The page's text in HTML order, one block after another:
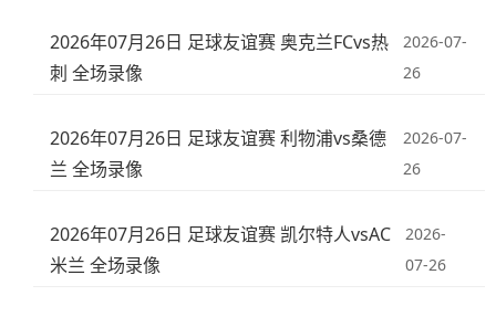
2026年07月26日 足球友谊赛 奥克兰FCvs热
刺 全场录像
2026-07-
26
2026年07月26日 足球友谊赛 利物浦vs桑德
兰 全场录像
2026-07-
26
2026年07月26日 足球友谊赛 凯尔特人vsAC
米兰 全场录像
2026-
07-26